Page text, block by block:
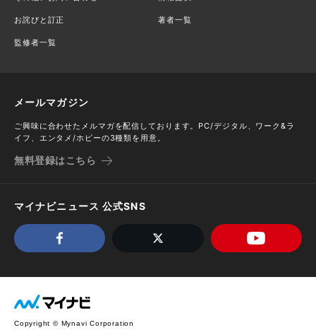
お詫びと訂正 著者一覧
監修者一覧
メールマガジン
ご興味に合わせたメルマガを配信しております。PC/デジタル、ワーク&ラ
イフ、エンタメ/ホビーの3種類を用意。
無料登録はこちら
マイナビニュース 公式SNS
Copyright © Mynavi Corporation